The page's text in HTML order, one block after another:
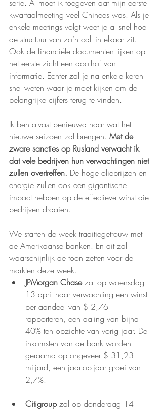
serie. Al moet ik toegeven dat mijn eerste
kwartaalmeeting veel Chinees was. Als je
enkele meetings volgt weet je al snel hoe
de structuur van zo’n call in elkaar zit.
Ook de financiële documenten lijken op
het eerste zicht een doolhof van
informatie. Echter zal je na enkele keren
snel weten waar je moet kijken om de
belangrijke cijfers terug te vinden.
Ik ben alvast benieuwd naar wat het
nieuwe seizoen zal brengen. Met de
zware sancties op Rusland verwacht ik
dat vele bedrijven hun verwachtingen niet
zullen overtreffen. De hoge olieprijzen en
energie zullen ook een gigantische
impact hebben op de effectieve winst die
bedrijven draaien.
We starten de week traditiegetrouw met
de Amerikaanse banken. En dit zal
waarschijnlijk de toon zetten voor de
markten deze week.
JPMorgan Chase zal op woensdag
13 april naar verwachting een winst
per aandeel van $ 2,76
rapporteren, een daling van bijna
40% ten opzichte van vorig jaar. De
inkomsten van de bank worden
geraamd op ongeveer $ 31,23
miljard, een jaar-op-jaar groei van
2,7%.
Citigroup zal op donderdag 14